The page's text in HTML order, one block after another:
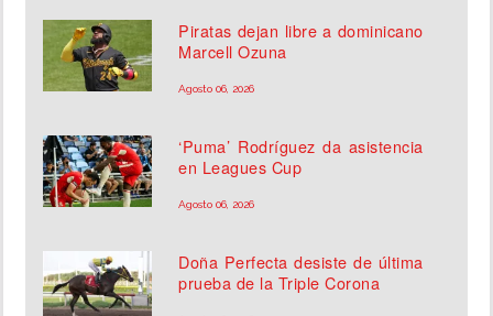
Piratas dejan libre a dominicano
Marcell Ozuna
Agosto 06, 2026
‘Puma’ Rodríguez da asistencia
en Leagues Cup
Agosto 06, 2026
Doña Perfecta desiste de última
prueba de la Triple Corona